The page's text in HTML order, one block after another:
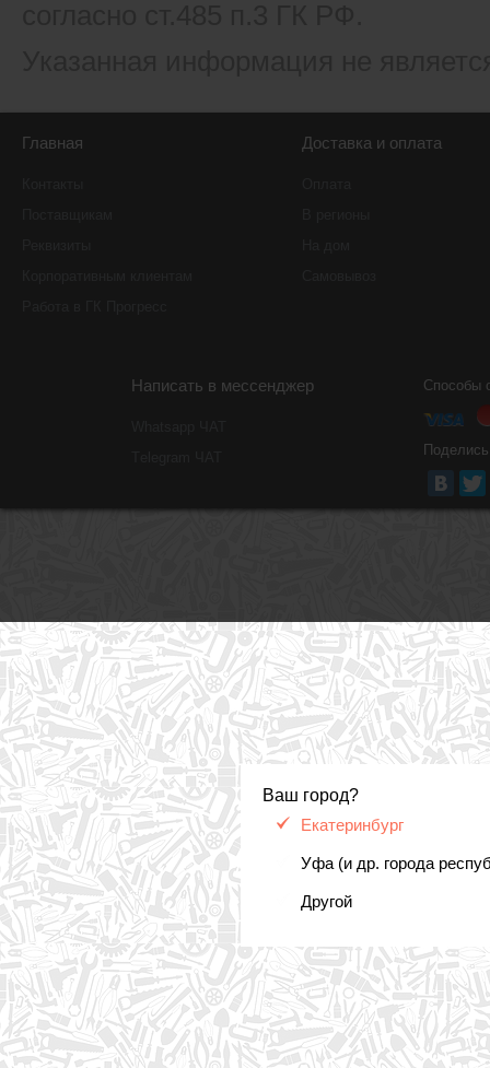
Ваш город?
Екатеринбург
Уфа (и др. города
Другой
Главная Доставка и оплата
Написать в мессенджер Способы